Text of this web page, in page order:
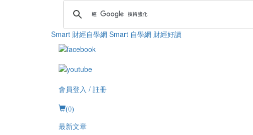
Smart 財經自學網 Smart 自學網 財經好讀
會員登入 / 註冊
(0)
最新文章